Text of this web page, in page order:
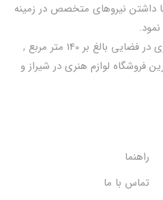
هنری آبتین در سال 1393 با داشتن نیروهای متخصص در زمینه
در سال 1401 با افتتاح شعبه مرکزی در فضایی بالغ بر 140 متر مربع ,
فروشگاه لوازم هنری در شیراز و
راهنما
تماس با ما